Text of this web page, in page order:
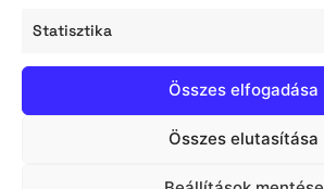
Statisztika
Összes elfogadása
Összes elutasítása
2026. április